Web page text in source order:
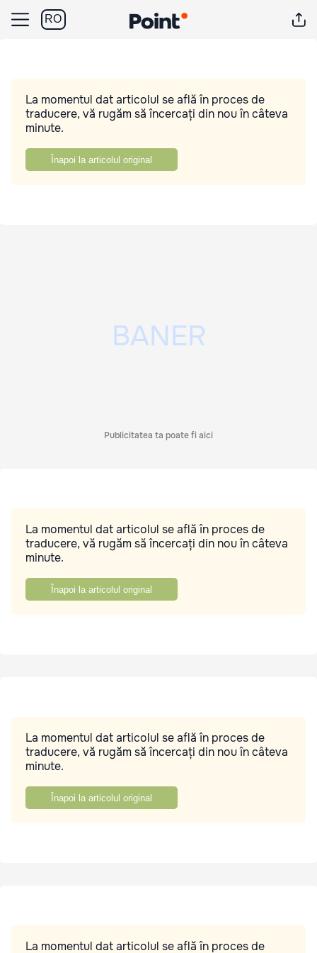
RO
La momentul dat articolul se află în proces de
traducere, vă rugăm să încercați din nou în câteva
minute.
Înapoi la articolul original
Publicitatea ta poate fi aici
La momentul dat articolul se află în proces de
traducere, vă rugăm să încercați din nou în câteva
minute.
Înapoi la articolul original
La momentul dat articolul se află în proces de
traducere, vă rugăm să încercați din nou în câteva
minute.
Înapoi la articolul original
La momentul dat articolul se află în proces de